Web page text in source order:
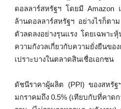
ดอลลาร์สหรัฐฯ โดยมี Amazon
ล้านดอลลาร์สหรัฐฯ อย่างไรก็ต
ตัวลดลงอย่างรุนแรง โดยเฉพาะ
ความกังวลเกี่ยวกับความยั่งยืนข
เปราะบางในตลาดสินเชื่อเอกชน
ดัชนีราคาผู้ผลิต (PPI) ของสหรัฐ
มกราคมถึง 0.5% (เทียบกับที่คาด